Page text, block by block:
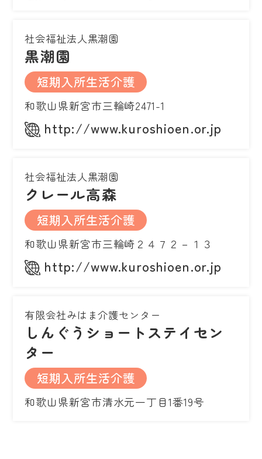
社会福祉法人黒潮園
黒潮園
短期入所生活介護
和歌山県新宮市三輪崎2471-1
http://www.kuroshioen.or.jp
社会福祉法人黒潮園
クレール高森
短期入所生活介護
和歌山県新宮市三輪崎２４７２－１３
http://www.kuroshioen.or.jp
有限会社みはま介護センター
しんぐうショートステイセン
ター
短期入所生活介護
和歌山県新宮市清水元一丁目1番19号